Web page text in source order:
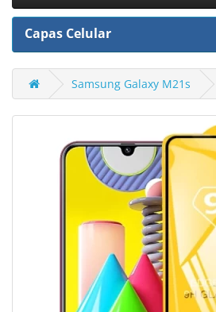
Capas Celular
Samsung Galaxy M21s